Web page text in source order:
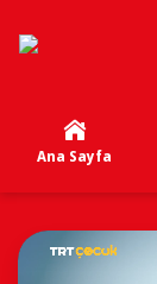
Ana Sayfa